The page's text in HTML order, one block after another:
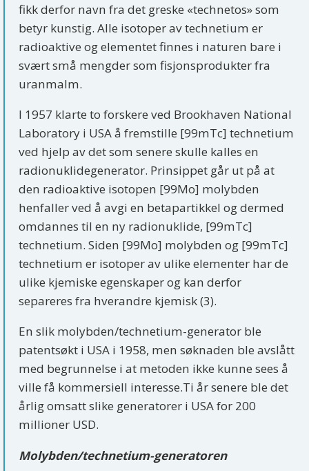
fikk derfor navn fra det greske «technetos» som
betyr kunstig. Alle isotoper av technetium er
radioaktive og elementet finnes i naturen bare i
svært små mengder som fisjonsprodukter fra
uranmalm.
I 1957 klarte to forskere ved Brookhaven National
Laboratory i USA å fremstille [99mTc] technetium
ved hjelp av det som senere skulle kalles en
radionuklidegenerator. Prinsippet går ut på at
den radioaktive isotopen [99Mo] molybden
henfaller ved å avgi en betapartikkel og dermed
omdannes til en ny radionuklide, [99mTc]
technetium. Siden [99Mo] molybden og [99mTc]
technetium er isotoper av ulike elementer har de
ulike kjemiske egenskaper og kan derfor
separeres fra hverandre kjemisk (3).
En slik molybden/technetium-generator ble
patentsøkt i USA i 1958, men søknaden ble avslått
med begrunnelse i at metoden ikke kunne sees å
ville få kommersiell interesse.Ti år senere ble det
årlig omsatt slike generatorer i USA for 200
millioner USD.
Molybden/technetium-generatoren